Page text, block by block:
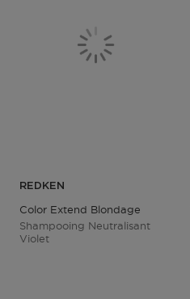
REDKEN
Color Extend Blondage
Shampooing Neutralisant
Violet